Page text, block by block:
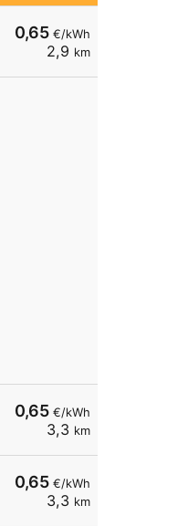
0,65€/kWh
2,9 km
0,65€/kWh
3,3 km
0,65€/kWh
3,3 km